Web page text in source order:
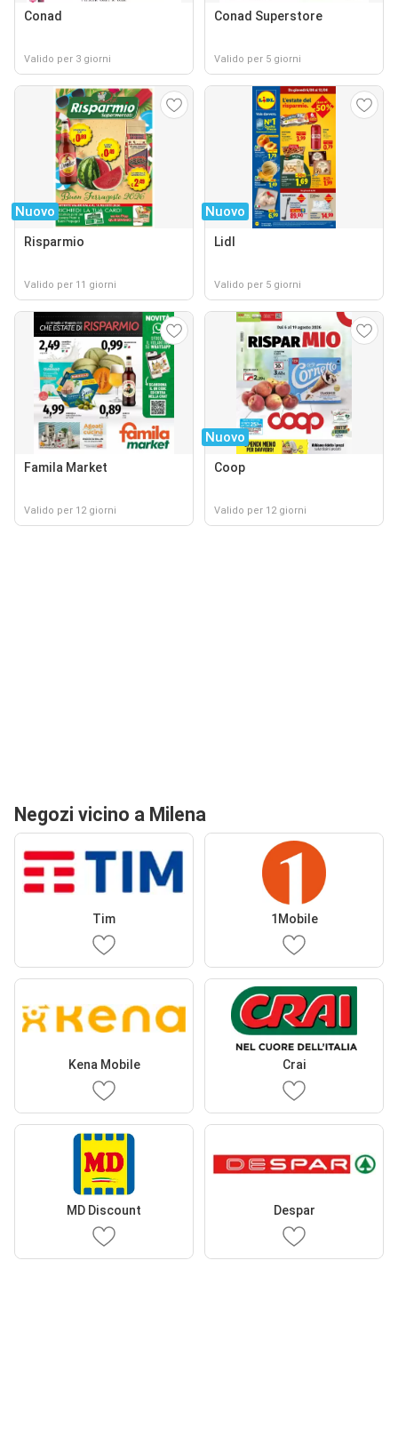
Conad
Valido per 3 giorni
Conad Superstore
Valido per 5 giorni
Nuovo
Risparmio
Valido per 11 giorni
Nuovo
Lidl
Valido per 5 giorni
Famila Market
Valido per 12 giorni
Nuovo
Coop
Valido per 12 giorni
Negozi vicino a Milena
Tim 1Mobile
Kena Mobile Crai
MD Discount Despar